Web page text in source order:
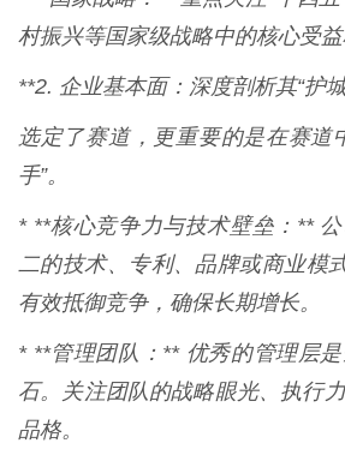
村振兴等国家级战略中的核心受益
**2. 企业基本面：深度剖析其“护
选定了赛道，更重要的是在赛道
手”。
* **核心竞争力与技术壁垒：**
二的技术、专利、品牌或商业模
有效抵御竞争，确保长期增长。
* **管理团队：** 优秀的管理层
石。关注团队的战略眼光、执行
品格。